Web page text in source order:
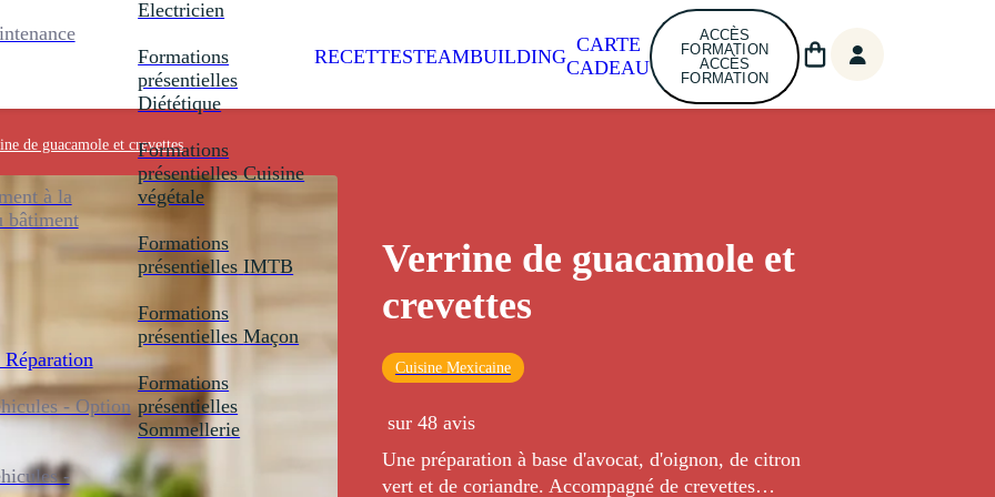
à la
bâtiment
- Option
-
Electricien
Formations
présentielles
Diététique
Formations
présentielles Cuisine
végétale
Formations
présentielles IMTB
Formations
présentielles Maçon
Formations
présentielles
Sommellerie
RECETTESTEAMBUILDING
CARTE
CADEAU
ACCÈS
FORMATION
ACCÈS
FORMATION
de guacamole et crevettes
Verrine de guacamole et
crevettes
Cuisine Mexicaine
sur 48 avis
Une préparation à base d'avocat, d'oignon, de citron
vert et de coriandre. Accompagné de crevettes